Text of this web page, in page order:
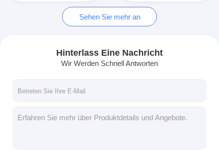
Kindertauchgerät
Tauchschnorchel
Sehen Sie mehr an
Hinterlass Eine Nachricht
Wir Werden Schnell Antworten